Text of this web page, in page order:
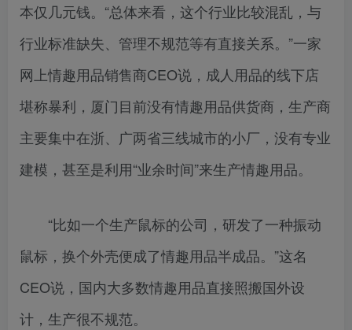
本仅几元钱。“总体来看，这个行业比较混乱，与
行业标准缺失、管理不规范等有直接关系。”一家
网上情趣用品销售商CEO说，成人用品的线下店
堪称暴利，厦门目前没有情趣用品供货商，生产商
主要集中在浙、广两省三线城市的小厂，没有专业
建模，甚至是利用“业余时间”来生产情趣用品。
“比如一个生产鼠标的公司，研发了一种振动
鼠标，换个外壳便成了情趣用品半成品。”这名
CEO说，国内大多数情趣用品直接照搬国外设
计，生产很不规范。